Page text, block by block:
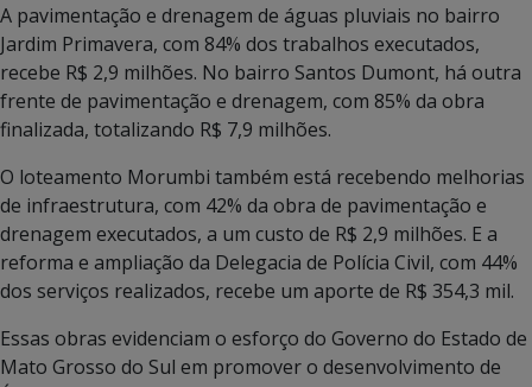
A pavimentação e drenagem de águas pluviais no bairro
Jardim Primavera, com 84% dos trabalhos executados,
recebe R$ 2,9 milhões. No bairro Santos Dumont, há outra
frente de pavimentação e drenagem, com 85% da obra
finalizada, totalizando R$ 7,9 milhões.
O loteamento Morumbi também está recebendo melhorias
de infraestrutura, com 42% da obra de pavimentação e
drenagem executados, a um custo de R$ 2,9 milhões. E a
reforma e ampliação da Delegacia de Polícia Civil, com 44%
dos serviços realizados, recebe um aporte de R$ 354,3 mil.
Essas obras evidenciam o esforço do Governo do Estado de
Mato Grosso do Sul em promover o desenvolvimento de